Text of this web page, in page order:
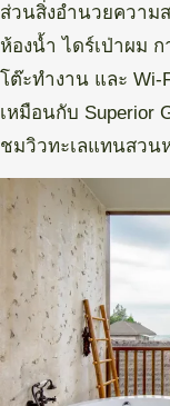
ส่วนสิ่งอำนวยความ
ห้องน้ำ ไดร์เป่าผม
โต๊ะทำงาน และ
เหมือนกับ Superior
ชมวิวทะเลแทนสวน